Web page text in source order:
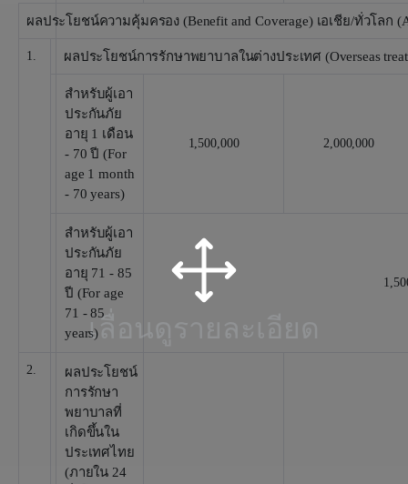
เลื่อนดูรายละเอียด
ผลประโยชน์ความคุ้มครอง (Benefit and Coverage) เอเชีย/ทั่วโลก
1. ผลประโยชน์การรักษาพยาบาลในต่างประเทศ (Overseas
สำหรับผู้เอา
ประกันภัย
อายุ 1 เดือน
- 70 ปี (For
age 1 month
- 70 years)
1,500,000 2,000,000
สำหรับผู้เอา
ประกันภัย
อายุ 71 - 85
ปี (For age
71 - 85
years)
2.
ผลประโยชน์
การรักษา
พยาบาลที่
เกิดขึ้นใน
ประเทศไทย
(ภายใน 24